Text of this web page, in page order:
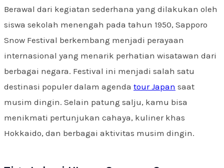
Berawal dari kegiatan sederhana yang dilakukan oleh
siswa sekolah menengah pada tahun 1950, Sapporo
Snow Festival berkembang menjadi perayaan
internasional yang menarik perhatian wisatawan dari
berbagai negara. Festival ini menjadi salah satu
destinasi populer dalam agenda tour Japan saat
musim dingin. Selain patung salju, kamu bisa
menikmati pertunjukan cahaya, kuliner khas
Hokkaido, dan berbagai aktivitas musim dingin.